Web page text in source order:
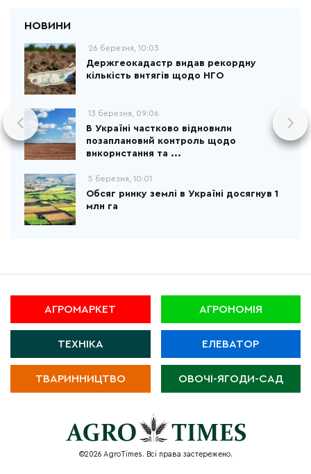
26 березня, 10:03
Держгеокадастр видав рекордну
кількість витягів щодо НГО
13 березня, 09:06
В Україні частково відновили
позаплановий контроль щодо
використання та ...
5 березня, 10:01
Обсяг ринку землі в Україні досягнув 1
млн га
АГРОМАРКЕТ АГРОНОМІЯ
ТЕХНІКА ЕЛЕВАТОР
ТВАРИННИЦТВО ОВОЧІ-ЯГОДИ-САД
©2026 AgroTimes. Всі права застережено.